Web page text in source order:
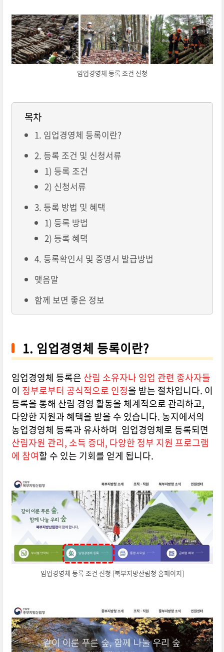
임업경영체 등록 조건 신청
목차
1. 임업경영체 등록이란?
2. 등록 조건 및 신청서류
1) 등록 조건
2) 신청서류
3. 등록 방법 및 혜택
1) 등록 방법
2) 등록 혜택
4. 등록확인서 및 증명서 발급방법
맺음말
함께 보면 좋은 정보
1. 임업경영체 등록이란?
임업경영체 등록은 산림 소유자나 임업 관련 종사자들
이 정부로부터 공식적으로 인정을 받는 절차입니다. 이
등록을 통해 산림 경영 활동을 체계적으로 관리하고,
다양한 지원과 혜택을 받을 수 있습니다. 농지에서의
농업경영체 등록과 유사하며 임업경영체로 등록되면
산림자원 관리, 소득 증대, 다양한 정부 지원 프로그램
에 참여할 수 있는 기회를 얻게 됩니다.
임업경영체 등록 조건 신청 [북부지방산림청 홈페이지]